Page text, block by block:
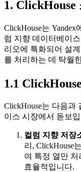
1. ClickHouse
ClickHouse는
럼 지향 데이터베이
리오에 특화되어 설
를 처리하는 데 탁월
1.1
ClickHouse는 다음과
이스 시장에서 돋보
컬럼 지향 저장
리, ClickHouse
여 특정 열만
효율적입니다.